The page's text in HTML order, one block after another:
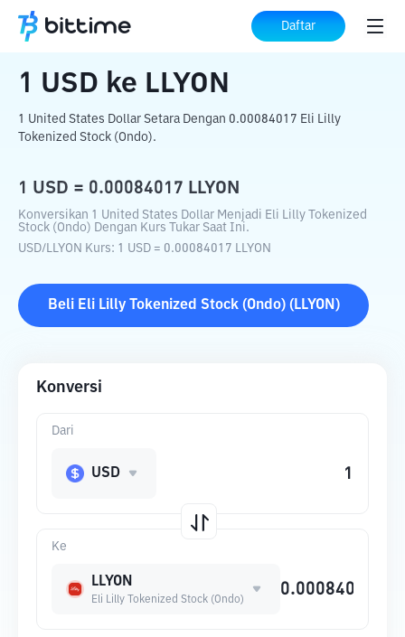
Daftar
Beranda Konverter Kripto ke LLYON
1 USD ke LLYON
1 United States Dollar Setara Dengan 0.00084017 Eli Lilly
Tokenized Stock (Ondo).
1 USD = 0.00084017 LLYON
Konversikan 1 United States Dollar Menjadi Eli Lilly Tokenized
Stock (Ondo) Dengan Kurs Tukar Saat Ini.
USD/LLYON Kurs: 1 USD = 0.00084017 LLYON
Beli Eli Lilly Tokenized Stock (Ondo)( LLYON )
Konversi
Ke
LLYON
Eli Lilly Tokenized Stock (Ondo)
Dari
USD